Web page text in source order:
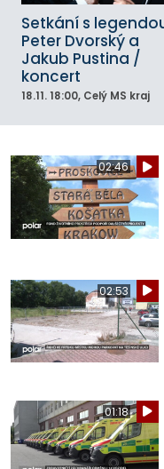
Setkání s
Peter Dvorský a
Jakub Pustina /
koncert
18.11. 18:00, Celý MS kraj
02:46
02:53
01:18